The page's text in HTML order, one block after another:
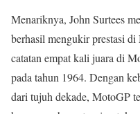
Menariknya, John Surtees
berhasil mengukir prestasi
catatan empat kali juara di
pada tahun 1964. Dengan
dari tujuh dekade, MotoGP